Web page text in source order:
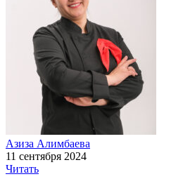
Азиза Алимбаева
11 сентября 2024
Читать